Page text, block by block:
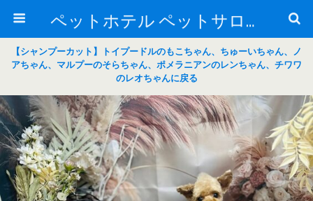
ペットホテル ペットサロン トリミングサロン 東京 ヌーノクラブのブログ
【シャンプーカット】トイプードルのもこちゃん、ちゅーいちゃん、ノ
アちゃん、マルプーのそらちゃん、ポメラニアンのレンちゃん、チワワ
のレオちゃんに戻る